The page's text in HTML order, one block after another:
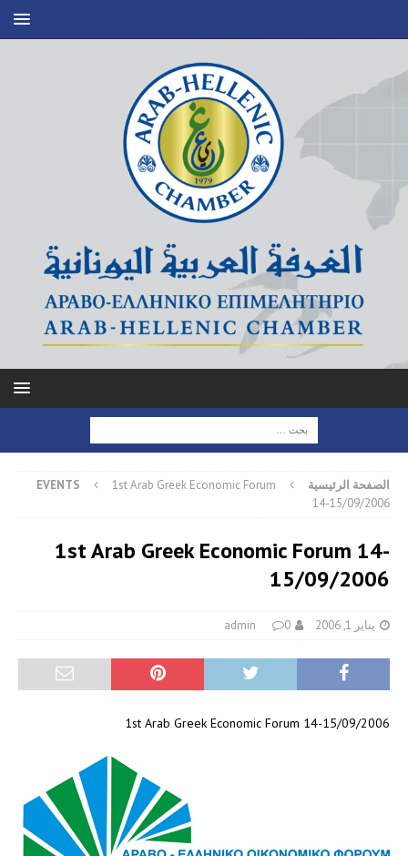
الصفحة الرئيسية EVENTS
1st Arab Greek Economic Forum
14-15/09/2006
1st Arab Greek Economic Forum 14-
15/09/2006
يناير 1, 2006 admin 0
1st Arab Greek Economic Forum 14-15/09/2006